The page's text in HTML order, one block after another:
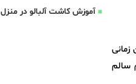
سالم
آموزش کاشت آلبالو در منزل